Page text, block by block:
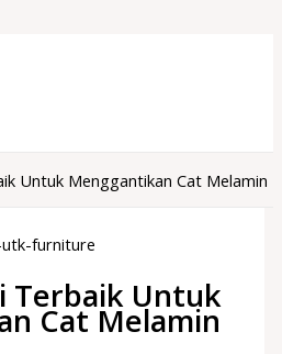
Untuk Menggantikan Cat Melamin
Terbaik Untuk
Cat Melamin